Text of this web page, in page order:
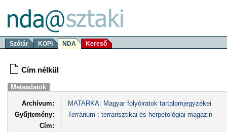
Szótár KOPI NDA Kereső
Cím nélkül
Metaadatok
Archívum:
MATARKA: Magyar folyóiratok tartalomjegyzékei
Gyűjtemény:
Terrárium : terrarisztikai és herpetológiai magazin
Cím: